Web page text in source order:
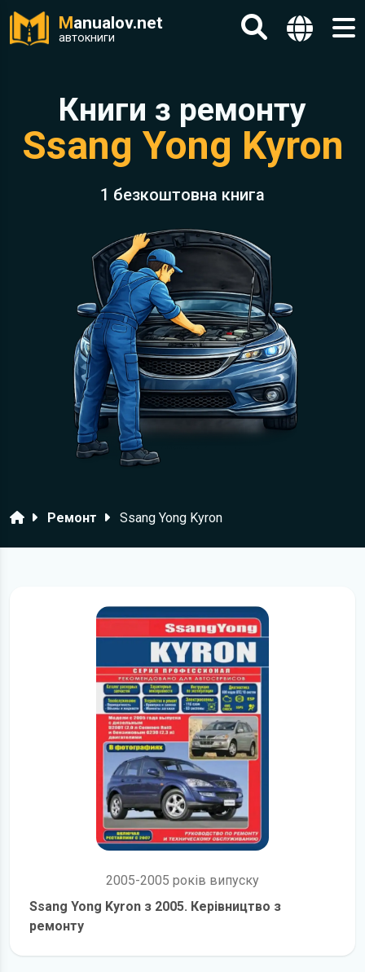
Manualov.net
автокниги
Книги з ремонту
Ssang Yong Kyron
1 безкоштовна книга
ГоловнаРемонт Ssang Yong Kyron
2005-2005 років випуску
Ssang Yong Kyron з 2005. Керівництво з
ремонту